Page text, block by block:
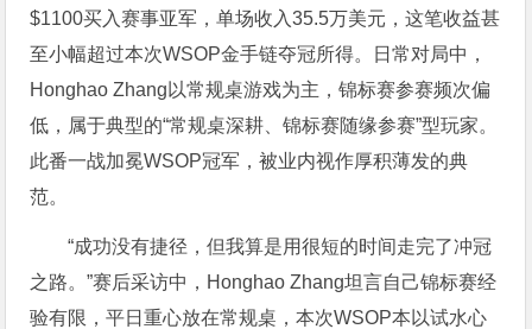
$1100买入赛事亚军，单场收入35.5万美元，这笔收益甚
至小幅超过本次WSOP金手链夺冠所得。日常对局中，
Honghao Zhang以常规桌游戏为主，锦标赛参赛频次偏
低，属于典型的“常规桌深耕、锦标赛随缘参赛”型玩家。
此番一战加冕WSOP冠军，被业内视作厚积薄发的典
范。
“成功没有捷径，但我算是用很短的时间走完了冲冠
之路。”赛后采访中，Honghao Zhang坦言自己锦标赛经
验有限，平日重心放在常规桌，本次WSOP本以试水心